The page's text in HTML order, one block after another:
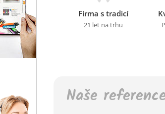
Firma s tradicí
21 let na trhu
Naše